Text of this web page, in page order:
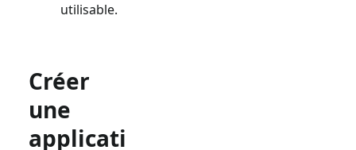
utilisable.
Créer
une
applicati